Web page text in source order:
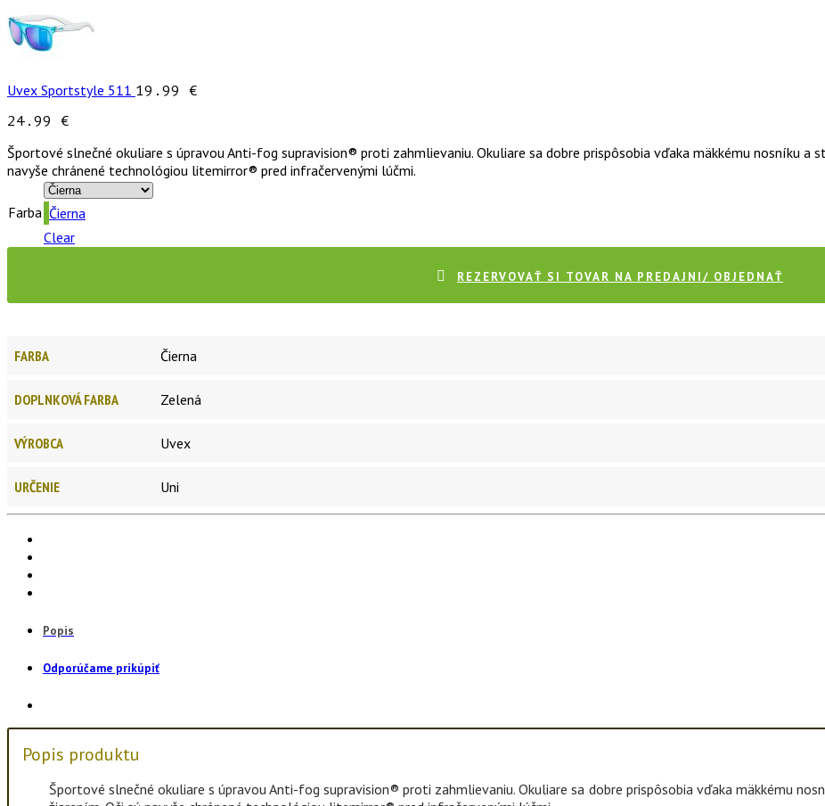
Uvex Sportstyle 511 19.99 €
24.99 €
Športové slnečné okuliare s úpravou Anti-fog supravision® proti zahmlievaniu. Okuliare sa dobre prispôsobia vďaka mäkkému nosníku a
navyše chránené technológiou litemirror® pred infračervenými lúčmi.
Farba Čierna
Clear
REZERVOVAŤ SI TOVAR NA PREDAJNI/ OBJEDNAŤ
FARBA Čierna
DOPLNKOVÁ FARBA Zelená
VÝROBCA Uvex
URČENIE Uni
Popis
Odporúčame prikúpiť
Popis produktu
Športové slnečné okuliare s úpravou Anti-fog supravision® proti zahmlievaniu. Okuliare sa dobre prispôsobia vďaka mäkkému